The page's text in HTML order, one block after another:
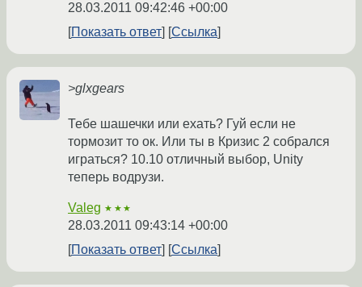
28.03.2011 09:42:46 +00:00
Показать ответ
Ссылка
>glxgears
Тебе шашечки или ехать? Гуй если не
тормозит то ок. Или ты в Кризис 2 собрался
играться? 10.10 отличный выбор, Unity
теперь водрузи.
Valeg ★★★
28.03.2011 09:43:14 +00:00
Показать ответ
Ссылка